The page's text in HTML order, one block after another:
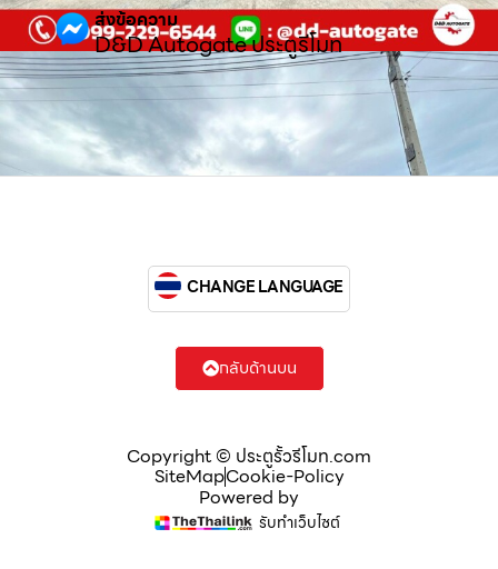
ส่งข้อความ
D&D Autogate ประตูรีโมท
Copyright © ประตูรั้วรีโมท.com
SiteMapCookie-Policy
Powered by
รับทำเว็บไซต์
CHANGE LANGUAGE
กลับด้านบน